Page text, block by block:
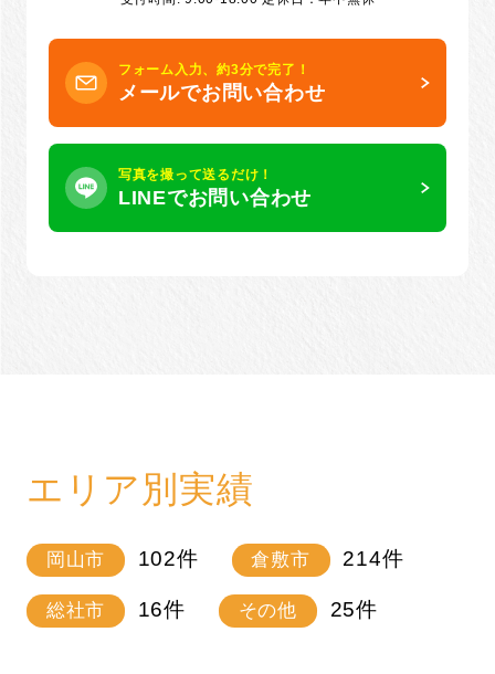
フォーム入力、約3分で完了！
メールでお問い合わせ
写真を撮って送るだけ！
LINEでお問い合わせ
エリア別実績
岡山市 102件 倉敷市 214件
総社市 16件 その他 25件